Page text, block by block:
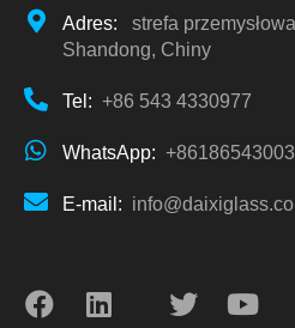
Adres:
strefa
Shandong, Chiny
Tel: +86 543 4330977
WhatsApp:
E-mail: